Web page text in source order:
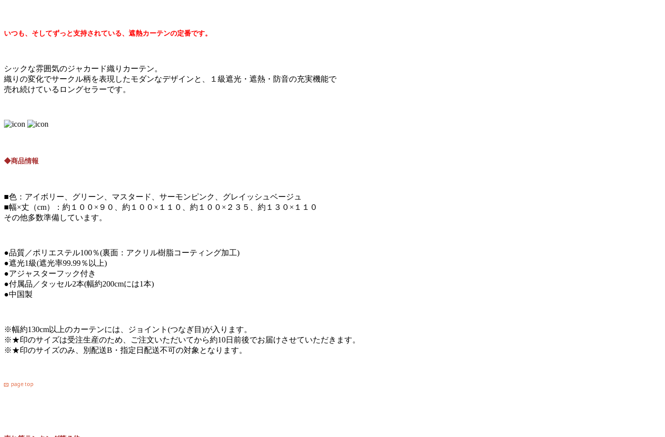
いつも、そしてずっと支持されている、遮熱カーテンの定番です。
シックな雰囲気のジャカード織りカーテン。
織りの変化でサークル柄を表現したモダンなデザインと、１級遮光・遮熱・防音の充実機能で
売れ続けているロングセラーです。
◆商品情報
■色：アイボリー、グリーン、マスタード、サーモンピンク、グレイッシュベージュ
■幅×丈（cm）：約１００×９０、約１００×１１０、約１００×２３５、約１３０×１１０
その他多数準備しています。
●品質／ポリエステル100％(裏面：アクリル樹脂コーティング加工)
●遮光1級(遮光率99.99％以上)
●アジャスターフック付き
●付属品／タッセル2本(幅約200cmには1本)
●中国製
※幅約130cm以上のカーテンには、ジョイント(つなぎ目)が入ります。
※★印のサイズは受注生産のため、ご注文いただいてから約10日前後でお届けさせていただきます。
※★印のサイズのみ、別配送B・指定日配送不可の対象となります。